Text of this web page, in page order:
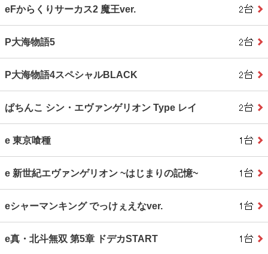
eFからくりサーカス2 魔王ver.
P大海物語5
P大海物語4スペシャルBLACK
ぱちんこ シン・エヴァンゲリオン Type レイ
e 東京喰種
e 新世紀エヴァンゲリオン ~はじまりの記憶~
eシャーマンキング でっけぇえなver.
e真・北斗無双 第5章 ドデカSTART